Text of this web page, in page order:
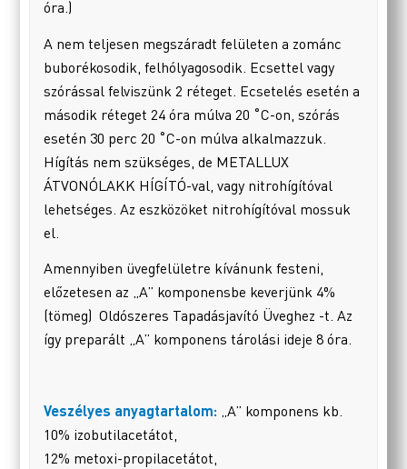
óra.)
A nem teljesen megszáradt felületen a zománc
buborékosodik, felhólyagosodik. Ecsettel vagy
szórással felviszünk 2 réteget. Ecsetelés esetén a
második réteget 24 óra múlva 20 ˚C-on, szórás
esetén 30 perc 20 ˚C-on múlva alkalmazzuk.
Hígítás nem szükséges, de METALLUX
ÁTVONÓLAKK HÍGÍTÓ-val, vagy nitrohígítóval
lehetséges. Az eszközöket nitrohígítóval mossuk
el.
Amennyiben üvegfelületre kívánunk festeni,
előzetesen az „A” komponensbe keverjünk 4%
(tömeg) Oldószeres Tapadásjavító Üveghez -t. Az
így preparált „A” komponens tárolási ideje 8 óra.
Veszélyes anyagtartalom: „A” komponens kb.
10% izobutilacetátot,
12% metoxi-propilacetátot,